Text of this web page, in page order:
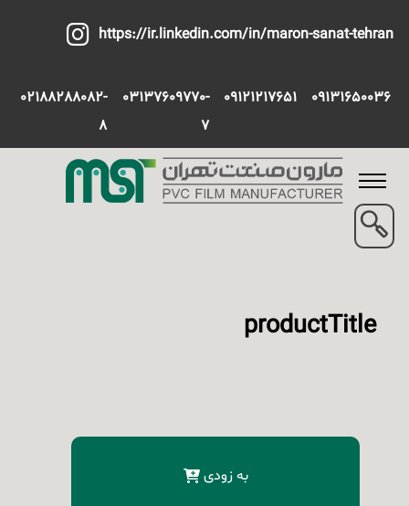
https://ir.linkedin.com/in/maron-sanat-tehran
09131650036
09121217651
03137609770-
7
02188288082-
8
productTitle
به زودی